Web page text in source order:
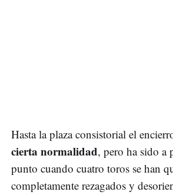
Hasta la plaza consistorial el
cierta normalidad, pero ha sido a
punto cuando cuatro toros se han
completamente rezagados y